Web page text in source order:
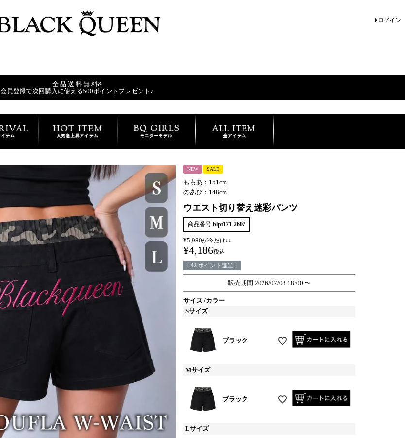
ログイン
全 品 送 料 無 料&
会員登録で次回購入に使える500ポイントプレゼント♪
NEW SALE
ももあ：151cm
のあぴ：148cm
ウエスト切り替え迷彩パンツ
商品番号 blpt171-2607
¥5,980が今だけ↓↓
¥4,186税込
[ 42 ポイント進呈 ]
販売期間 2026/07/03 18:00 〜
サイズ カラー
Sサイズ
ブラック
Mサイズ
ブラック
Lサイズ